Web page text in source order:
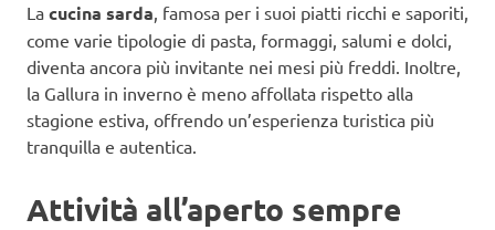
La cucina sarda, famosa per i suoi piatti ricchi e saporiti,
come varie tipologie di pasta, formaggi, salumi e dolci,
diventa ancora più invitante nei mesi più freddi. Inoltre,
la Gallura in inverno è meno affollata rispetto alla
stagione estiva, offrendo un’esperienza turistica più
tranquilla e autentica.
Attività all’aperto sempre